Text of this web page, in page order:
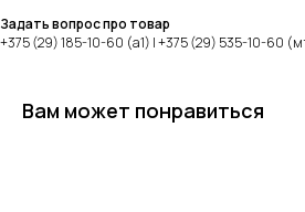
Задать вопрос про товар
+375 (29) 185-10-60 (а1) | +375 (29) 535-10-60
Вам может понравиться